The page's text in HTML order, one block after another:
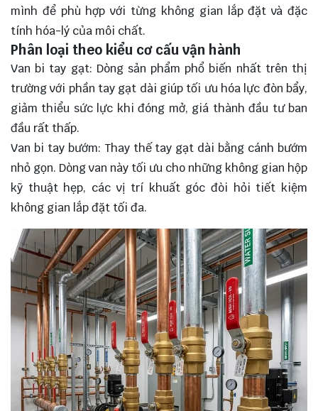
mình để phù hợp với từng không gian lắp đặt và đặc
tính hóa-lý của môi chất.
Phân loại theo kiểu cơ cấu vận hành
Van bi tay gạt: Dòng sản phẩm phổ biến nhất trên thị
trường với phần tay gạt dài giúp tối ưu hóa lực đòn bẩy,
giảm thiểu sức lực khi đóng mở, giá thành đầu tư ban
đầu rất thấp.
Van bi tay bướm: Thay thế tay gạt dài bằng cánh bướm
nhỏ gọn. Dòng van này tối ưu cho những không gian hộp
kỹ thuật hẹp, các vị trí khuất góc đòi hỏi tiết kiệm
không gian lắp đặt tối đa.